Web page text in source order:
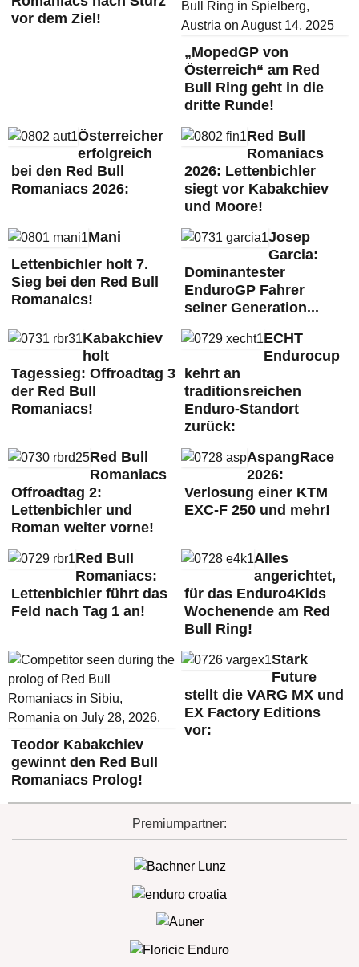
vor dem Ziel!
„MopedGP von
Österreich“ am Red
Bull Ring geht in die
dritte Runde!
Österreicher
erfolgreich
bei den Red Bull
Romaniacs 2026:
Red Bull
Romaniacs
2026: Lettenbichler
siegt vor Kabakchiev
und Moore!
Mani
Lettenbichler holt 7.
Sieg bei den Red Bull
Romanaics!
Josep
Garcia:
Dominantester
EnduroGP Fahrer
seiner Generation...
Kabakchiev
holt
Tagessieg: Offroadtag 3
der Red Bull
Romaniacs!
ECHT
Endurocup
kehrt an
traditionsreichen
Enduro-Standort
zurück:
Red Bull
Romaniacs
Offroadtag 2:
Lettenbichler und
Roman weiter vorne!
AspangRace
2026:
Verlosung einer KTM
EXC-F 250 und mehr!
Red Bull
Romaniacs:
Lettenbichler führt das
Feld nach Tag 1 an!
Alles
angerichtet,
für das Enduro4Kids
Wochenende am Red
Bull Ring!
Teodor Kabakchiev
gewinnt den Red Bull
Romaniacs Prolog!
Stark
Future
stellt die VARG MX und
EX Factory Editions
vor:
Premiumpartner: